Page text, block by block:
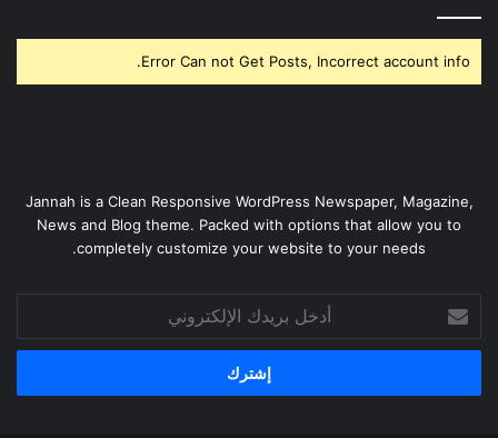
Error Can not Get Posts, Incorrect account info.
Jannah is a Clean Responsive WordPress Newspaper, Magazine,
News and Blog theme. Packed with options that allow you to
completely customize your website to your needs.
بريدك
الإلكتروني